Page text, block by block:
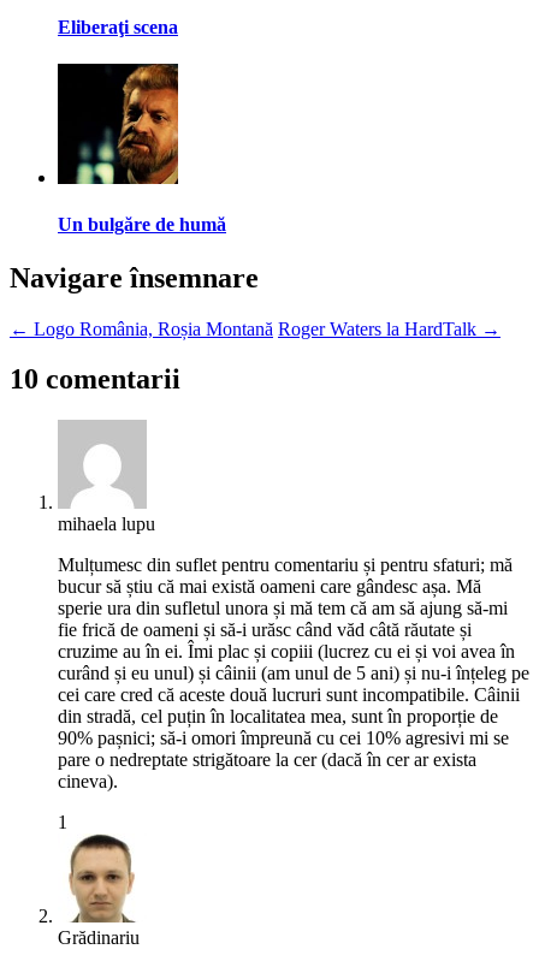
Eliberaţi scena
Un bulgăre de humă
Navigare însemnare
← Logo România, Roșia Montană Roger Waters la HardTalk →
10 comentarii
mihaela lupu
Mulțumesc din suflet pentru comentariu și pentru sfaturi; mă
bucur să știu că mai există oameni care gândesc așa. Mă
sperie ura din sufletul unora și mă tem că am să ajung să-mi
fie frică de oameni și să-i urăsc când văd câtă răutate și
cruzime au în ei. Îmi plac și copiii (lucrez cu ei și voi avea în
curând și eu unul) și câinii (am unul de 5 ani) și nu-i înțeleg pe
cei care cred că aceste două lucruri sunt incompatibile. Câinii
din stradă, cel puțin în localitatea mea, sunt în proporție de
90% pașnici; să-i omori împreună cu cei 10% agresivi mi se
pare o nedreptate strigătoare la cer (dacă în cer ar exista
cineva).
1
Grădinariu